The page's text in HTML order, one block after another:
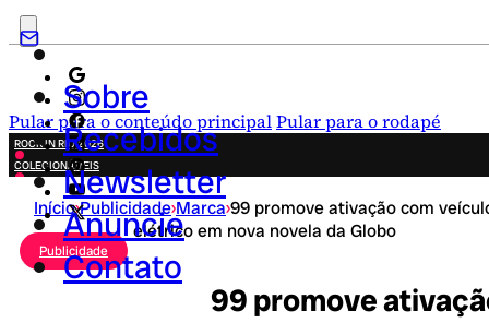
Pular para o conteúdo principalPular para o rodapé
Sobre
Recebidos
Newsletter
Anuncie
Contato
ROCK IN RIO 2026
COLECIONÁVEIS
FESTA JUNINA
NOVIDADES
CAMPANHAS CRIATIVAS
Início›Publicidade›Marca›99 promove ativação com
elétrico em nova novela da Globo
Publicidade
99 promove